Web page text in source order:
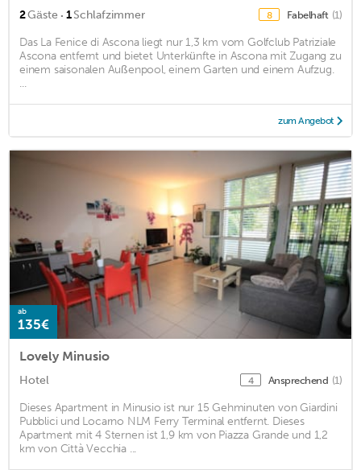
2Gäste · 1Schlafzimmer 8 Fabelhaft (1)
Das La Fenice di Ascona liegt nur 1,3 km vom Golfclub Patriziale
Ascona entfernt und bietet Unterkünfte in Ascona mit Zugang zu
einem saisonalen Außenpool, einem Garten und einem Aufzug.
...
zum Angebot
ab
135€
Lovely Minusio
Hotel 4 Ansprechend (1)
Dieses Apartment in Minusio ist nur 15 Gehminuten von Giardini
Pubblici und Locarno NLM Ferry Terminal entfernt. Dieses
Apartment mit 4 Sternen ist 1,9 km von Piazza Grande und 1,2
km von Città Vecchia ...